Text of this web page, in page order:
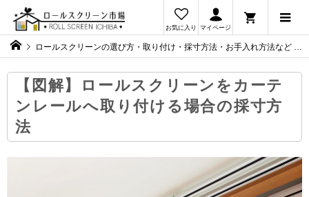
お気に入り マイページ
ロールスクリーンの選び方・取り付け・採寸方法・お手入れ方法など
【図解】ロールスクリーンをカーテ
ンレールへ取り付ける場合の採寸方
法